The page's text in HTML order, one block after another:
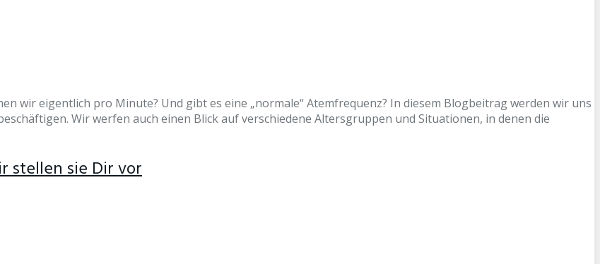
wir eigentlich pro Minute? Und gibt es eine „normale“ Atemfrequenz? In diesem Blogbeitrag werden wir uns
Wir werfen auch einen Blick auf verschiedene Altersgruppen und Situationen, in denen die
stellen sie Dir vor